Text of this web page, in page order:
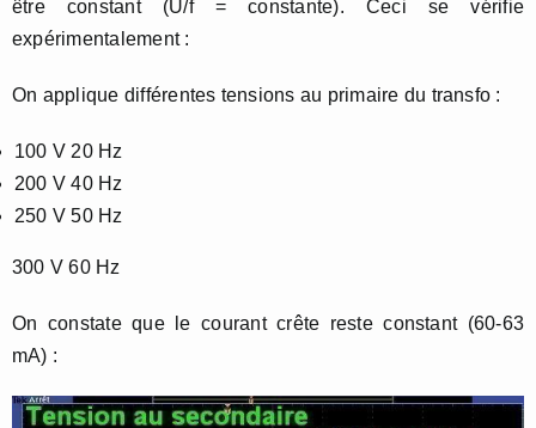
être constant (U/f = constante). Ceci se vérifie
expérimentalement :
On applique différentes tensions au primaire du transfo :
100 V 20 Hz
200 V 40 Hz
250 V 50 Hz
300 V 60 Hz
On constate que le courant crête reste constant (60-63
mA) :